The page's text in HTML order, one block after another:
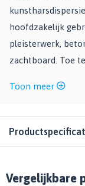
hoofdzakelijk
pleisterwerk,
zachtboard. Toe
Toon meer
Vergelijkbare